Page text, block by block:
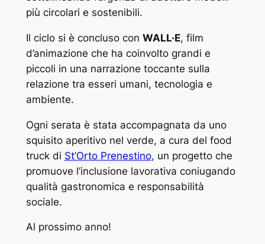
più circolari e sostenibili.
Il ciclo si è concluso con WALL·E, film
d’animazione che ha coinvolto grandi e
piccoli in una narrazione toccante sulla
relazione tra esseri umani, tecnologia e
ambiente.
Ogni serata è stata accompagnata da uno
squisito aperitivo nel verde, a cura del food
truck di St’Orto Prenestino, un progetto che
promuove l’inclusione lavorativa coniugando
qualità gastronomica e responsabilità
sociale.
Al prossimo anno!